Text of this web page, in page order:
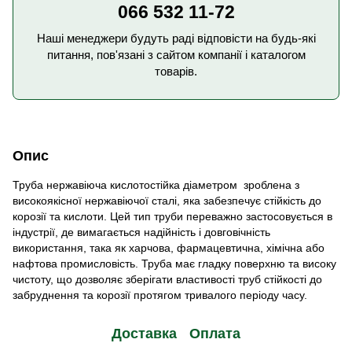
066 532 11-72
Наші менеджери будуть раді відповісти на будь-які
питання, пов'язані з сайтом компанії і каталогом
товарів.
Опис
Труба нержавіюча кислотостійка діаметром зроблена з
високоякісної нержавіючої сталі, яка забезпечує стійкість до
корозії та кислоти. Цей тип труби переважно застосовується в
індустрії, де вимагається надійність і довговічність
використання, така як харчова, фармацевтична, хімічна або
нафтова промисловість. Труба має гладку поверхню та високу
чистоту, що дозволяє зберігати властивості труб стійкості до
забруднення та корозії протягом тривалого періоду часу.
Доставка Оплата